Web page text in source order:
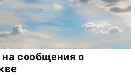
сообщения о